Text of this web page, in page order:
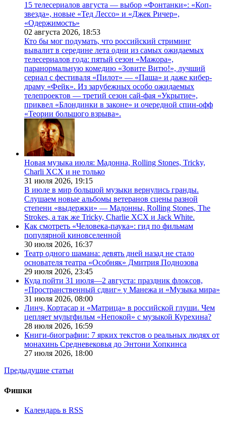
15 телесериалов августа — выбор «Фонтанки»: «Коп-
звезда», новые «Тед Лессо» и «Джек Ричер»,
«Одержимость»
02 августа 2026, 18:53
Кто бы мог подумать, что российский стриминг
вывалит в середине лета одни из самых ожидаемых
телесериалов года: пятый сезон «Мажора»,
паранормальную комедию «Зовите Витю!», лучший
сериал с фестиваля «Пилот» — «Паша» и даже кибер-
драму «Фейк». Из зарубежных особо ожидаемых
телепроектов — третий сезон сай-фая «Укрытие»,
приквел «Блондинки в законе» и очередной спин-офф
«Теории большого взрыва».
Новая музыка июля: Мадонна, Rolling Stones, Tricky,
Charli XCX и не только
31 июля 2026, 19:15
В июле в мир большой музыки вернулись гранды.
Слушаем новые альбомы ветеранов сцены разной
степени «выдержки» — Мадонны, Rolling Stones, The
Strokes, а так же Tricky, Charlie XCX и Jack White.
Как смотреть «Человека-паука»: гид по фильмам
популярной киновселенной
30 июля 2026, 16:37
Театр одного шамана: девять дней назад не стало
основателя театра «Особняк» Дмитрия Поднозова
29 июля 2026, 23:45
Куда пойти 31 июля—2 августа: праздник флоксов,
«Пространственный сдвиг» у Манежа и «Музыка мира»
31 июля 2026, 08:00
Линч, Кортасар и «Матрица» в российской глуши. Чем
цепляет мультфильм «Непокой» с музыкой Курехина?
28 июля 2026, 16:59
Книги-биографии: 7 ярких текстов о реальных людях от
монахинь Средневековья до Энтони Хопкинса
27 июля 2026, 18:00
Предыдущие статьи
Фишки
Календарь в RSS